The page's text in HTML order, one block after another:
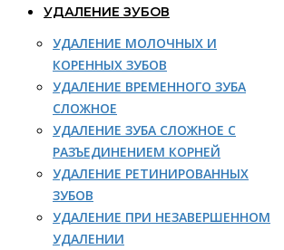
УДАЛЕНИЕ ЗУБОВ
УДАЛЕНИЕ МОЛОЧНЫХ И
КОРЕННЫХ ЗУБОВ
УДАЛЕНИЕ ВРЕМЕННОГО ЗУБА
СЛОЖНОЕ
УДАЛЕНИЕ ЗУБА СЛОЖНОЕ С
РАЗЪЕДИНЕНИЕМ КОРНЕЙ
УДАЛЕНИЕ РЕТИНИРОВАННЫХ
ЗУБОВ
УДАЛЕНИЕ ПРИ НЕЗАВЕРШЕННОМ
УДАЛЕНИИ